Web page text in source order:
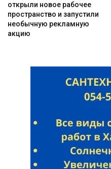
открыли новое рабочее
пространство и запустили
необычную рекламную
акцию